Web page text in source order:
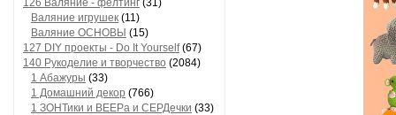
126 Валяние - фелтинг (31)
Валяние игрушек (11)
Валяние ОСНОВЫ (15)
127 DIY проекты - Do It Yourself(67)
140 Рукоделие и творчество (2084)
1 Абажуры (33)
1 Домашний декор (766)
1 ЗОНТики и ВЕЕРа и СЕРДечки (33)